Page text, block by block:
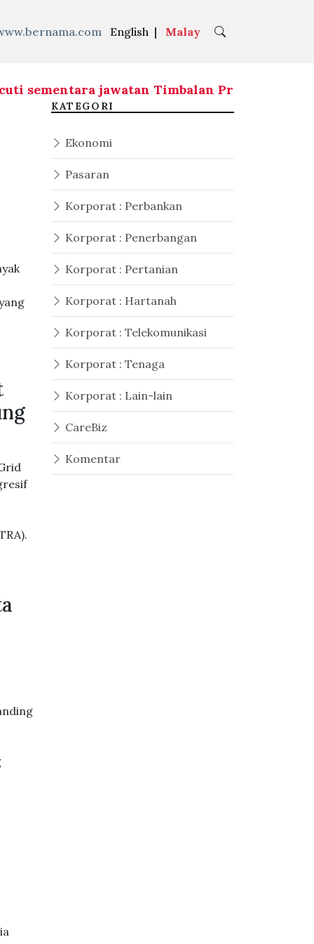
English | Malay
jawatan Timbalan Presiden selepas
KATEGORI
Ekonomi
Pasaran
Korporat : Perbankan
Korporat : Penerbangan
Korporat : Pertanian
Korporat : Hartanah
Korporat : Telekomunikasi
Korporat : Tenaga
Korporat : Lain-lain
CareBiz
Komentar